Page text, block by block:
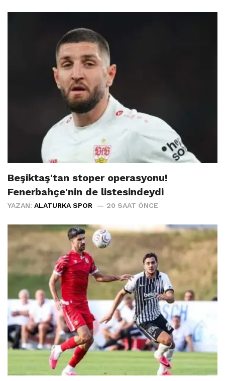
Beşiktaş'tan stoper operasyonu!
Fenerbahçe'nin de listesindeydi
YAZAN: ALATURKA SPOR 20 SAAT ÖNCE